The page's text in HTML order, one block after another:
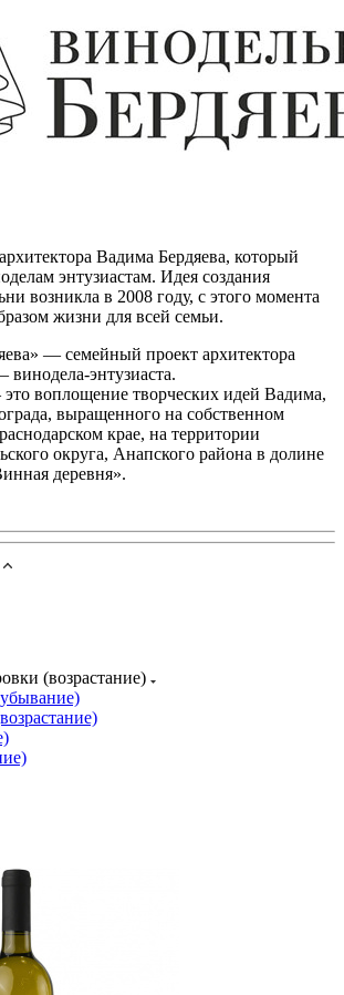
Вадима Бердяева, который
энтузиастам. Идея создания
возникла в 2008 году, с этого момента
жизни для всей семьи.
— семейный проект архитектора
энтузиаста.
воплощение творческих идей Вадима,
выращенного на собственном
крае, на территории
округа, Анапского района в долине
деревня».
(возрастание)